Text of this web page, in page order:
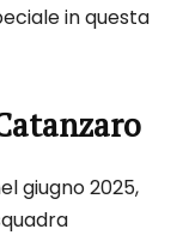
in questa
giugno 2025,